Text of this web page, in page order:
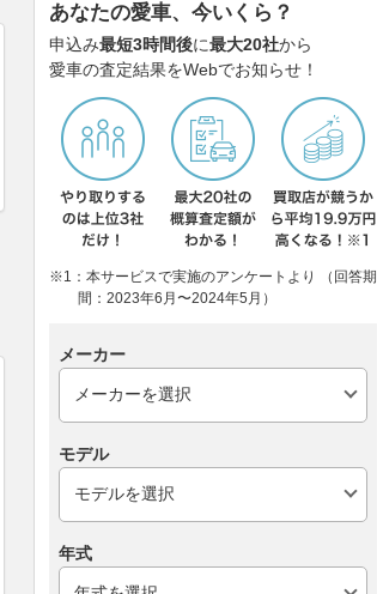
あなたの愛車、今いくら？
申込み最短3時間後に最大20社から
愛車の査定結果をWebでお知らせ！
※1：本サービスで実施のアンケートより （回答期
間：2023年6月〜2024年5月）
メーカー
モデル
年式